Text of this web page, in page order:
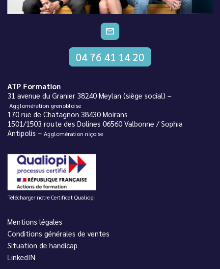
CONTACTEZ-NOUS
04 76 41 14 20
ATP Formation
31 avenue du Granier 38240 Meylan (siège social) –
Agglomération grenobloise
170 rue de Chatagnon 38430 Moirans
1501/1503 route des Dolines 06560 Valbonne / Sophia
Antipolis – Agglomération niçoise
Mentions légales
Conditions générales de ventes
Situation de handicap
LinkedIN
Télécharger notre Certificat Qualiopi